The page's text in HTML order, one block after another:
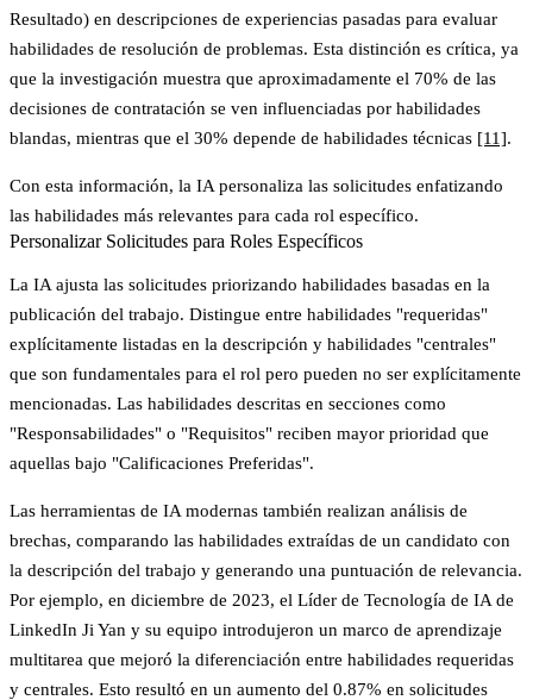
Resultado) en descripciones de experiencias pasadas para evaluar
habilidades de resolución de problemas. Esta distinción es crítica, ya
que la investigación muestra que aproximadamente el 70% de las
decisiones de contratación se ven influenciadas por habilidades
blandas, mientras que el 30% depende de habilidades técnicas [11].
Con esta información, la IA personaliza las solicitudes enfatizando
las habilidades más relevantes para cada rol específico.
Personalizar Solicitudes para Roles Específicos
La IA ajusta las solicitudes priorizando habilidades basadas en la
publicación del trabajo. Distingue entre habilidades "requeridas"
explícitamente listadas en la descripción y habilidades "centrales"
que son fundamentales para el rol pero pueden no ser explícitamente
mencionadas. Las habilidades descritas en secciones como
"Responsabilidades" o "Requisitos" reciben mayor prioridad que
aquellas bajo "Calificaciones Preferidas".
Las herramientas de IA modernas también realizan análisis de
brechas, comparando las habilidades extraídas de un candidato con
la descripción del trabajo y generando una puntuación de relevancia.
Por ejemplo, en diciembre de 2023, el Líder de Tecnología de IA de
LinkedIn Ji Yan y su equipo introdujeron un marco de aprendizaje
multitarea que mejoró la diferenciación entre habilidades requeridas
y centrales. Esto resultó en un aumento del 0.87% en solicitudes